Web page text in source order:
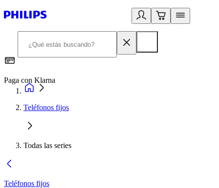
Paga con Klarna
Teléfonos fijos
Todas las series
Teléfonos fijos